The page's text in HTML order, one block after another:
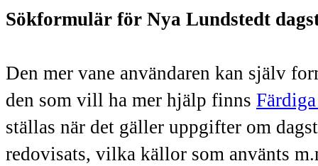
Sökformulär för Nya Lundstedt
Den mer vane användaren kan själv
den som vill ha mer hjälp finns
ställas när det gäller uppgifter om
redovisats, vilka källor som använts